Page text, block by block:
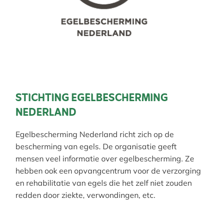
STICHTING EGELBESCHERMING
NEDERLAND
Egelbescherming Nederland richt zich op de
bescherming van egels. De organisatie geeft
mensen veel informatie over egelbescherming. Ze
hebben ook een opvangcentrum voor de verzorging
en rehabilitatie van egels die het zelf niet zouden
redden door ziekte, verwondingen, etc.